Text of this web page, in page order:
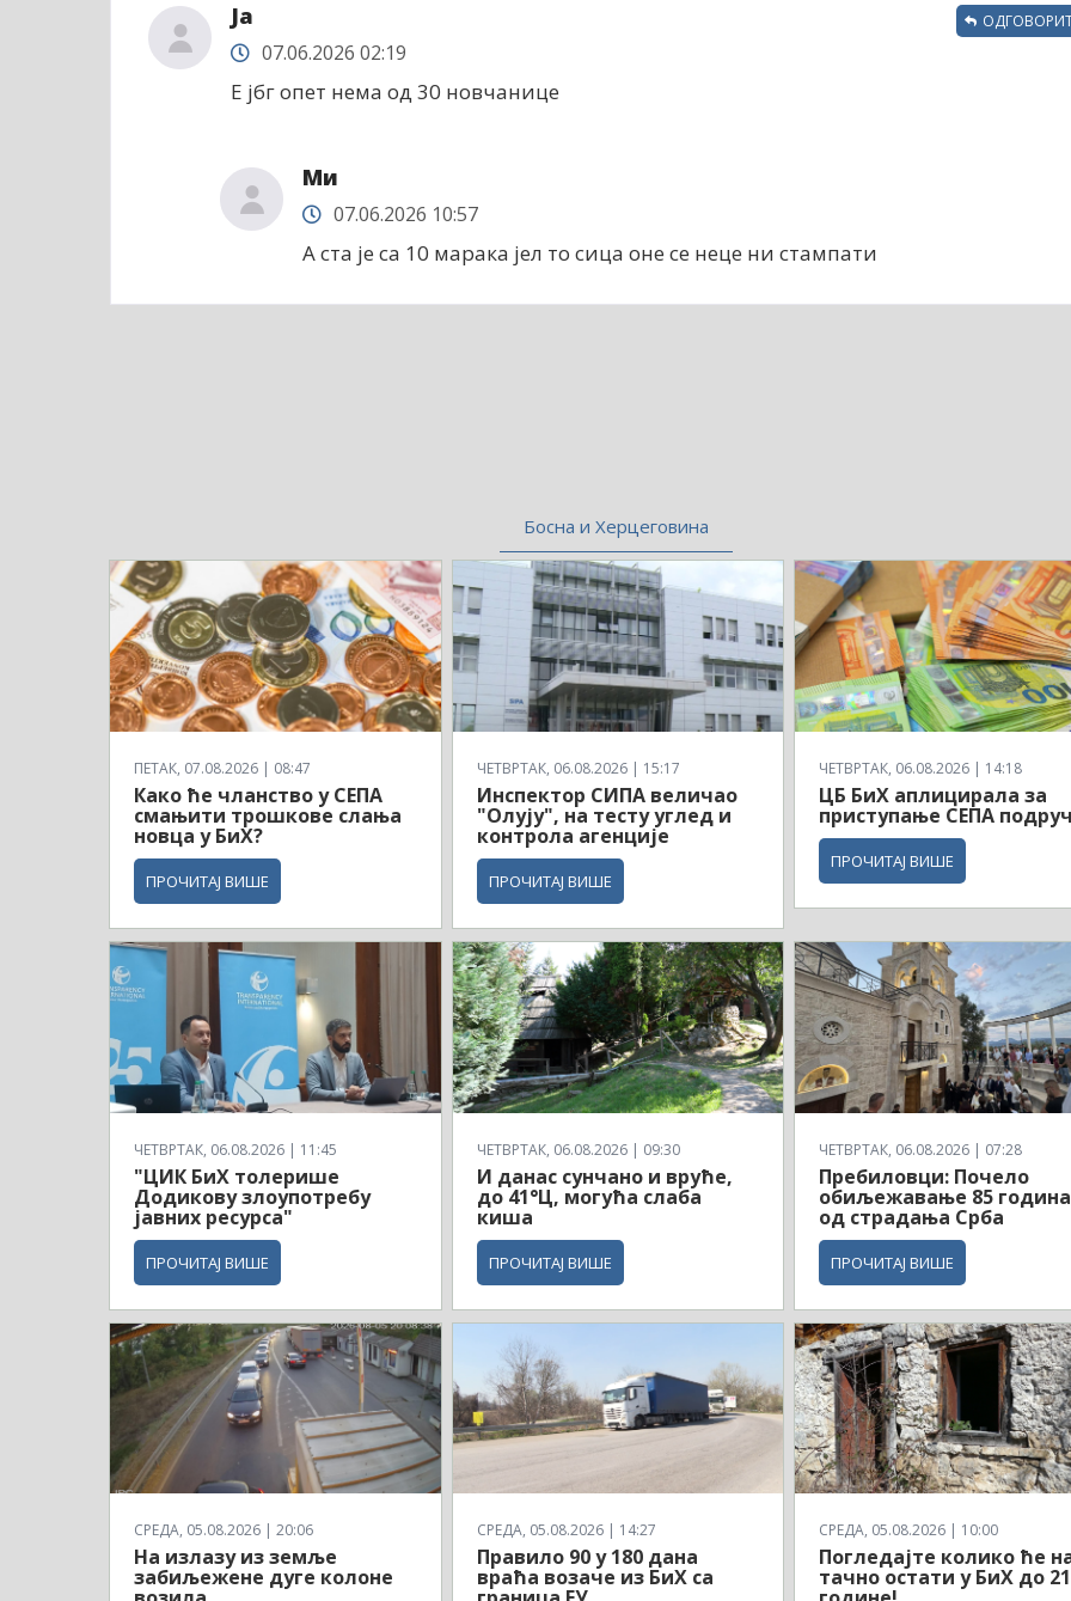
Ја
07.06.2026 02:19
Е јбг опет нема од 30 новчанице
Ми
07.06.2026 10:57
А ста је са 10 марака јел то сица оне се неце ни стампати
Босна и Херцеговина
ПЕТАК, 07.08.2026 | 08:47
Како ће чланство у СЕПА
смањити трошкове слања
новца у БиХ?
ПРОЧИТАЈ ВИШЕ
ЧЕТВРТАК, 06.08.2026 | 15:17
Инспектор СИПА величао
"Олују", на тесту углед и
контрола агенције
ПРОЧИТАЈ ВИШЕ
ЧЕТВРТАК, 06.08.2026 | 14:18
ЦБ БиХ аплицирала за
приступање СЕПА
ПРОЧИТАЈ ВИШЕ
ЧЕТВРТАК, 06.08.2026 | 11:45
"ЦИК БиХ толерише
Додикову злоупотребу
јавних ресурса"
ПРОЧИТАЈ ВИШЕ
ЧЕТВРТАК, 06.08.2026 | 09:30
И данас сунчано и вруће,
до 41°Ц, могућа слаба
киша
ПРОЧИТАЈ ВИШЕ
ЧЕТВРТАК, 06.08.2026 | 07:28
Пребиловци: Почело
обиљежавање 85 година
од страдања Срба
ПРОЧИТАЈ ВИШЕ
СРЕДА, 05.08.2026 | 20:06
На излазу из земље
забиљежене дуге колоне
СРЕДА, 05.08.2026 | 14:27
Правило 90 у 180 дана
враћа возаче из БиХ са
СРЕДА, 05.08.2026 | 10:00
Погледајте колико ће
тачно остати у БиХ до